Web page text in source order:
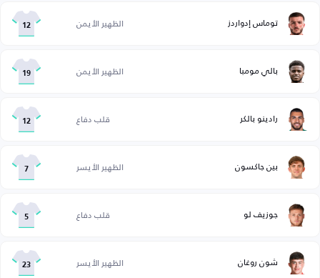
توماس إدواردز الظهير الأيمن 12
بالي مومبا الظهير الأيمن 19
رادينو بالكر قلب دفاع 12
بين جاكسون الظهير الأيسر 7
جوزيف لو قلب دفاع 5
شون روغان الظهير الأيسر 23